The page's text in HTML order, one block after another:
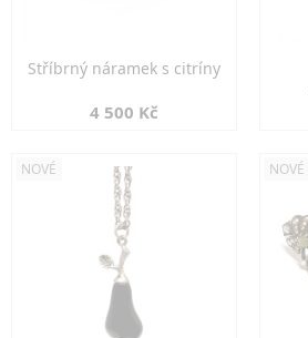
Stříbrný náramek s citríny
4 500 Kč
NOVÉ NOVÉ